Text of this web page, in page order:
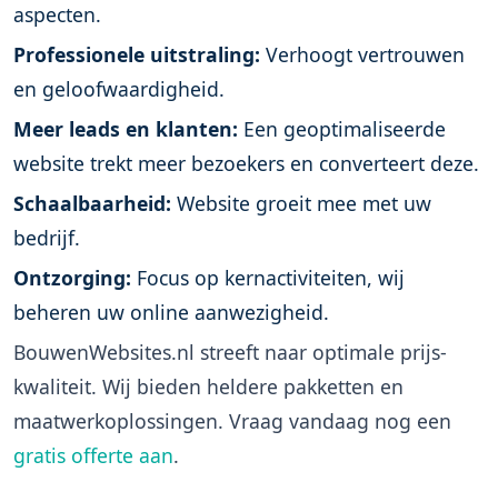
aspecten.
Professionele uitstraling: Verhoogt vertrouwen
en geloofwaardigheid.
Meer leads en klanten: Een geoptimaliseerde
website trekt meer bezoekers en converteert deze.
Schaalbaarheid: Website groeit mee met uw
bedrijf.
Ontzorging: Focus op kernactiviteiten, wij
beheren uw online aanwezigheid.
BouwenWebsites.nl streeft naar optimale prijs-
kwaliteit. Wij bieden heldere pakketten en
maatwerkoplossingen. Vraag vandaag nog een
gratis offerte aan.